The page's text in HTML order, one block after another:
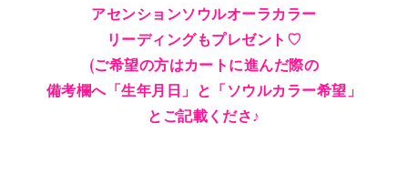
アセンションソウルオーラカラー
リーディングもプレゼント♡
(ご希望の方はカートに進んだ際の
備考欄へ「生年月日」と「ソウルカラー希望」
とご記載くださ♪